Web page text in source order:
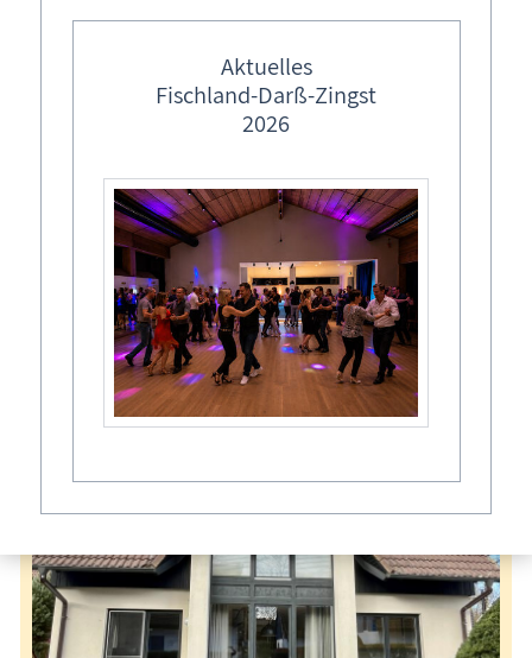
Tel.: 0151 - 571 472 90
Buchungskalender
Buchungsformular - Ferienhaus unverbindlich buchen
Ferienhaus Ostseeheilbad Zingst
Aktuelles
Fischland-Darß-Zingst
2026